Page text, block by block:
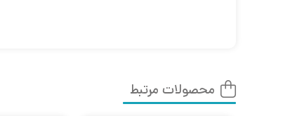
محصولات مرتبط